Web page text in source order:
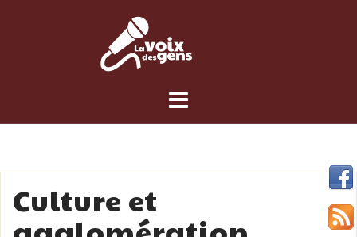
Culture et